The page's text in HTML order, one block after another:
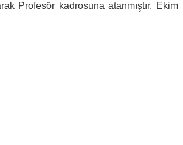
Profesör kadrosuna atanmıştır. Ekim